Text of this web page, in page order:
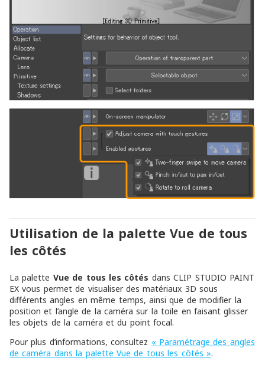
Utilisation de la palette Vue de tous
les côtés
La palette Vue de tous les côtés dans CLIP STUDIO PAINT
EX vous permet de visualiser des matériaux 3D sous
différents angles en même temps, ainsi que de modifier la
position et l’angle de la caméra sur la toile en faisant glisser
les objets de la caméra et du point focal.
Pour plus d’informations, consultez « Paramétrage des angles
de caméra dans la palette Vue de tous les côtés ».